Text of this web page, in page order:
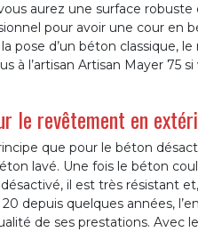
aurez une surface
pour avoir une cour en
pose d’un béton classique,
à l’artisan Artisan Mayer 75
le revêtement en
que pour le béton
lavé. Une fois le béton
il est très résistant
20 depuis quelques années,
de ses prestations. Avec